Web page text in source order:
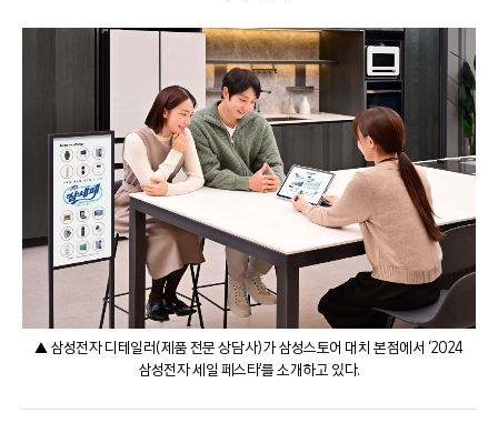
▲ 삼성전자 디테일러(제품 전문 상담사)가 삼성스토어 대치 본점에서 ‘2024
삼성전자 세일 페스타’를 소개하고 있다.